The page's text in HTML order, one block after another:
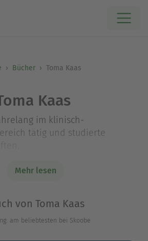
Bücher Toma Kaas
Kaas
im klinisch-
tätig und studierte
sie sich der Poesie. Sie hat
am 21.03.24
Warschau aufgewachsen und
Mehr lesen
von Toma Kaas
am beliebtesten bei Skoobe